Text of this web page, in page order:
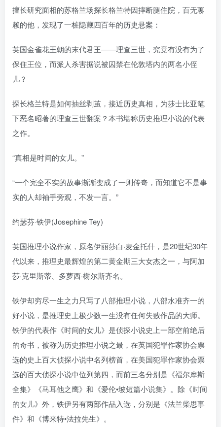
擅长研究面相的苏格兰场探长格兰特因摔断腿住院，百无聊
赖的他，发现了一桩隐藏四百年的历史悬案：
英国金雀花王朝的末代君王——理查三世，究竟有没有为了
保住王位，而派人杀害据说被囚禁在伦敦塔内的两名小侄
儿？
探长格兰特是如何抽丝剥茧，接近历史真相，为莎士比亚笔
下恶名昭著的理查三世翻案？本书堪称历史推理小说的代表
之作。
“真相是时间的女儿。”
“一个完全不实的故事渐渐变成了一则传奇，而知道它不是事
实的人却袖手旁观，不发一言。”
约瑟芬·铁伊(Josephine Tey)
英国推理小说作家，原名伊丽莎白·麦金托什，是20世纪30年
代以来，推理史最辉煌的第二黄金期三大女杰之一，与阿加
莎·克里斯蒂、多萝西·榭尔斯齐名。
铁伊却穷尽一生之力只写了八部推理小说，八部水准齐一的
好小说，是推理史上极少数一生没有任何失败作品的大师。
铁伊的代表作《时间的女儿》是侦探小说史上一部空前绝后
的奇书，被称为历史推理小说之最，在英国犯罪作家协会票
选的史上百大侦探小说中名列榜首，在美国犯罪作家协会票
选的百大侦探小说中位列第四，而前三名分别是《福尔摩斯
全集》《马耳他之鹰》和《爱伦•坡短篇小说集》。除《时间
的女儿》外，铁伊另有两部作品入选，分别是《法兰柴思事
件》和《博来特•法拉先生》。